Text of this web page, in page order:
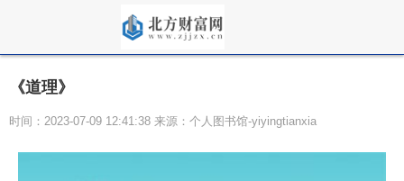
《道理》
时间：2023-07-09 12:41:38 来源：个人图书馆-yiyingtianxia